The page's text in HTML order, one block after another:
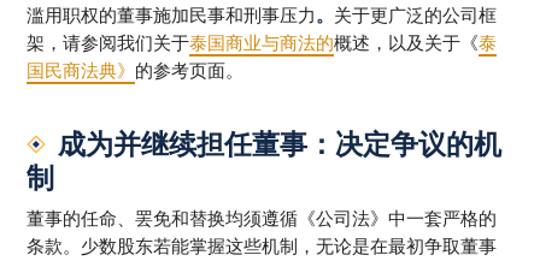
滥用职权的董事施加民事和刑事压力。 关于更广泛的公司框
架，请参阅我们关于泰国商业与商法的概述，以及关于《泰
国民商法典》 的参考页面。
成为并继续担任董事：决定争议的机
制
董事的任命、罢免和替换均须遵循《公司法》中一套严格的
条款。少数股东若能掌握这些机制，无论是在最初争取董事